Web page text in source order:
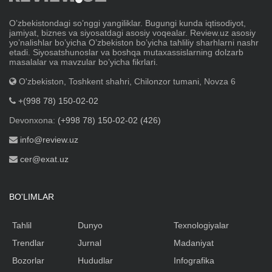
Oʼzbekistondagi soʼnggi yangiliklar. Bugungi kunda iqtisodiyot,
jamiyat, biznes va siyosatdagi asosiy voqealar. Review.uz asosiy
yoʼnalishlar boʼyicha Oʼzbekiston boʼyicha tahliliy sharhlarni nashr
etadi. Siyosatshunoslar va boshqa mutaxassislarning dolzarb
masalalar va mavzular boʼyicha fikrlari.
O'zbekiston, Toshkent shahri, Chilonzor tumani, Novza 6
+(998 78) 150-02-02
Devonxona: (+998 78) 150-02-02 (426)
info@review.uz
cer@exat.uz
BO'LIMLAR
Tahlil
Trendlar
Bozorlar
Dunyo
Jurnal
Hududlar
Texnologiyalar
Madaniyat
Infografika